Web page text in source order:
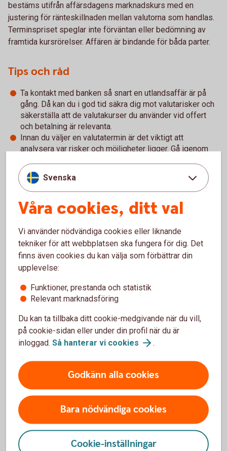
bestäms utifrån affärsdagens marknadskurs med en
justering för ränteskillnaden mellan valutorna som handlas.
Terminspriset speglar inte förväntan eller bedömning av
framtida kursrörelser. Affären är bindande för båda parter.
Tips och råd
Ta kontakt med banken så snart en utlandsaffär är på
gång. Då kan du i god tid säkra dig mot valutarisker och
säkerställa att de valutakurser du använder vid offert
och betalning är relevanta.
Innan du väljer en valutatermin är det viktigt att
analysera var risker och möjligheter ligger. Gå igenom
hjälpa dig med den lösning som passar dig bäst.
Valutaterminer kan göras genom tjänsten FX Trade, över
telefon eller via din bankkontakt.
Pris
Skaffa valutatermin
För att se detta innehåll behöver du först
godkänna cookies för Funktioner, prestanda
och statistik.
Inställningar för cookies
Svenska
Våra cookies, ditt val
Vi använder nödvändiga cookies eller liknande
tekniker för att webbplatsen ska fungera för dig. Det
finns även cookies du kan välja som förbättrar din
upplevelse:
Funktioner, prestanda och statistik
Relevant marknadsföring
Du kan ta tillbaka ditt cookie-medgivande när du vill,
på cookie-sidan eller under din profil när du är
inloggad. Så hanterar vi cookies .
Godkänn alla cookies
Bara nödvändiga cookies
Cookie-inställningar